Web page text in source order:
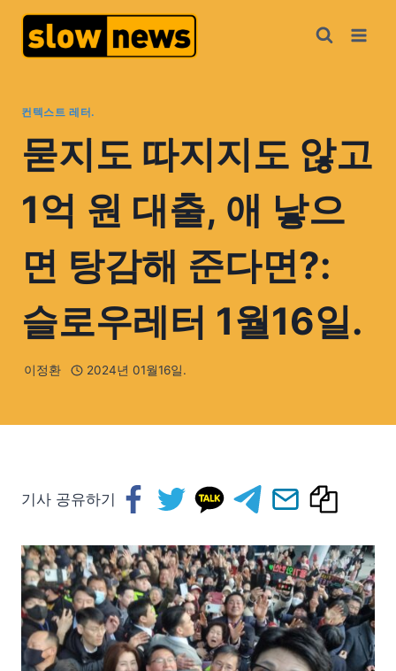
컨텍스트 레터.
묻지도 따지지도 않고
1억 원 대출, 애 낳으
면 탕감해 준다면?:
슬로우레터 1월16일.
이정환 2024년 01월16일.
기사 공유하기